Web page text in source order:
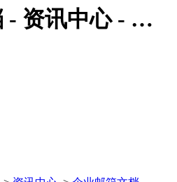
企业邮箱文档 - 资讯中心 - 企业微信邮箱经销商|腾讯企业邮箱代理商|腾讯企业邮箱经销商|腾讯云代理 - 腾讯企业邮箱